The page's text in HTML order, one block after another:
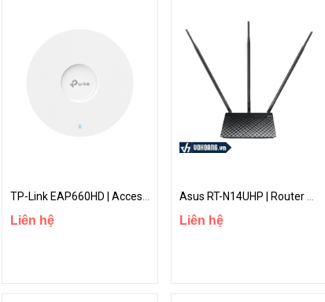
Liên hệ Liên hệ